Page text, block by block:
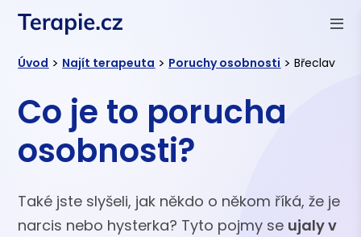
Úvod > Najít terapeuta > Poruchy osobnosti > Břeclav
Co je to porucha
osobnosti?
Také jste slyšeli, jak někdo o někom říká, že je
narcis nebo hysterka? Tyto pojmy se ujaly v